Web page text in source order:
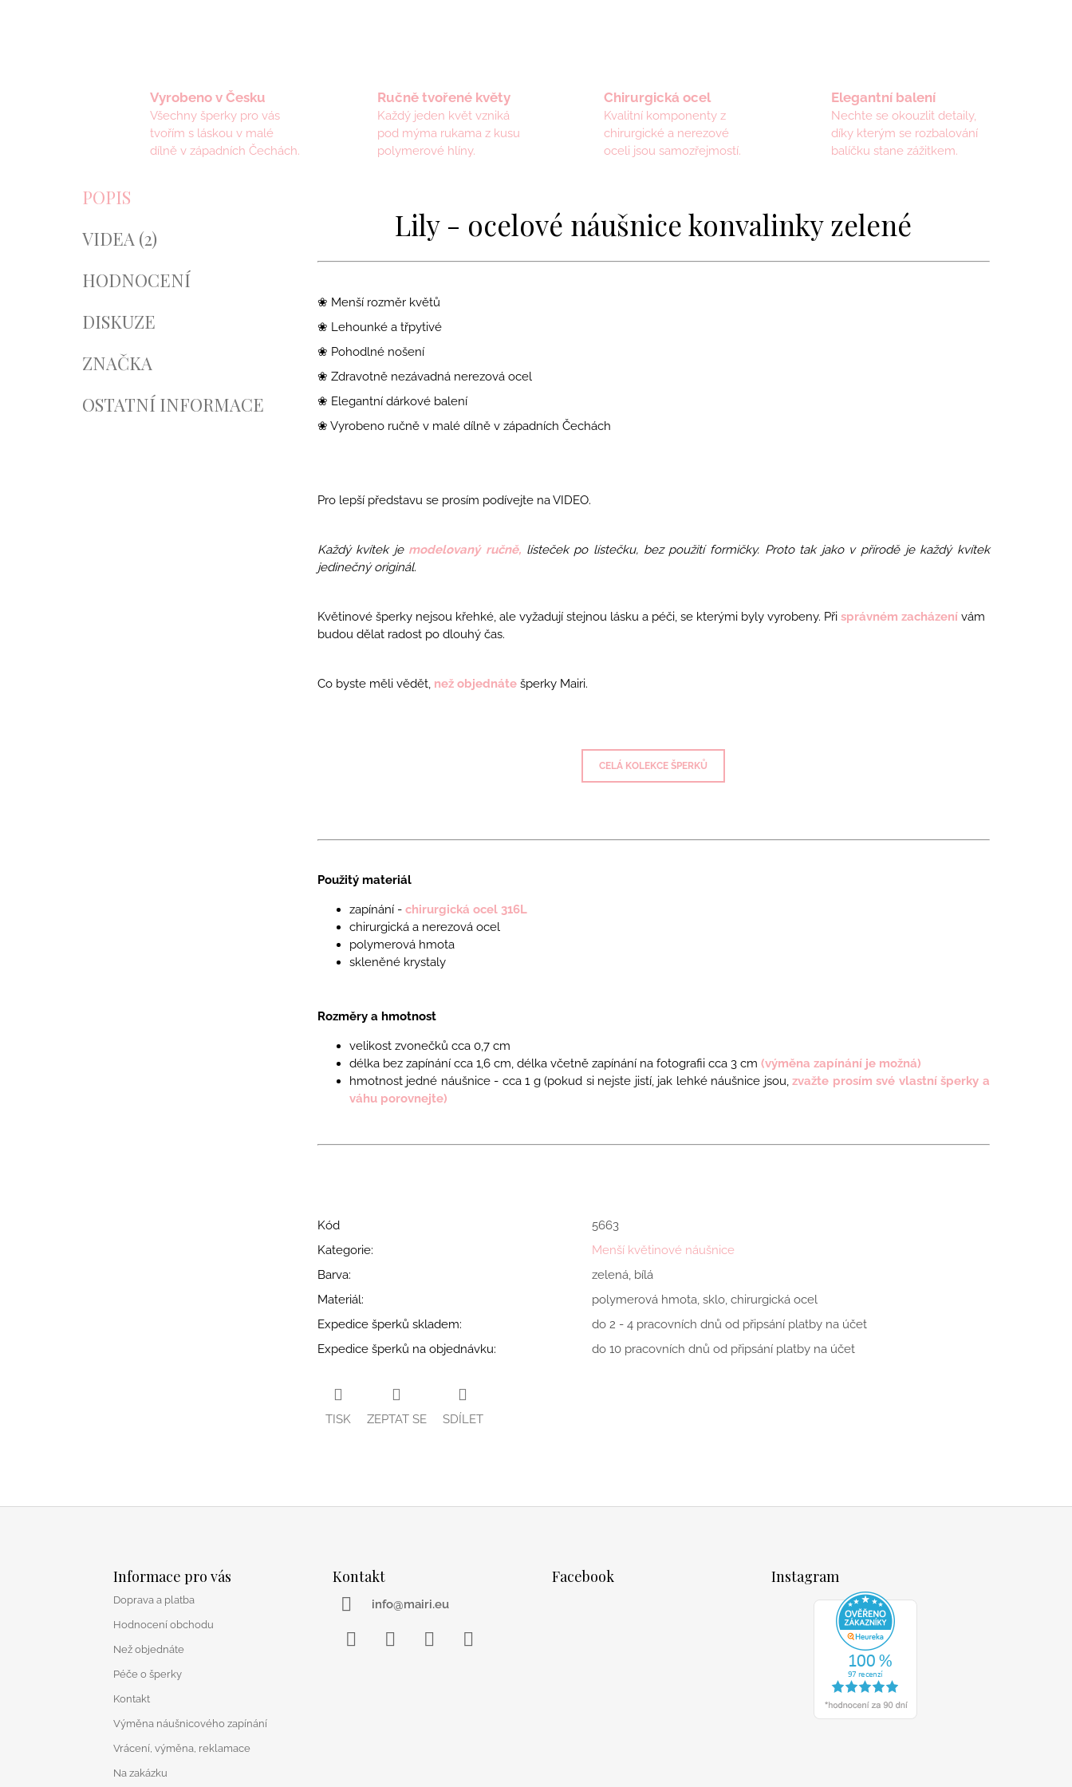
Vyrobeno v Česku
Všechny šperky pro vás
tvořím s láskou v malé
dílně v západních Čechách.
Ručně tvořené květy
Každý jeden květ vzniká
pod mýma rukama z kusu
polymerové hlíny.
Chirurgická ocel
Kvalitní komponenty z
chirurgické a nerezové
oceli jsou samozřejmostí.
Elegantní balení
Nechte se okouzlit detaily,
díky kterým se rozbalování
balíčku stane zážitkem.
POPIS
VIDEA (2)
HODNOCENÍ
DISKUZE
ZNAČKA
OSTATNÍ INFORMACE
Lily - ocelové náušnice konvalinky zelené
❀ Menší rozměr květů
❀ Lehounké a třpytivé
❀ Pohodlné nošení
❀ Zdravotně nezávadná nerezováocel
❀ Elegantní dárkové balení
❀ Vyrobeno ručně v malé dílně v západních Čechách
Pro lepší představu se prosím podívejte na VIDEO.
Každý kvítek je modelovaný ručně, lísteček po lístečku, bez použití formičky. Proto tak jako v přírodě je každý kvítek
jedinečný originál.
Květinové šperky nejsou křehké, ale vyžadují stejnou lásku a péči, se kterými byly vyrobeny. Při správném zacházení vám
budou dělat radost po dlouhý čas.
Co byste měli vědět, než objednáte šperky Mairi.
CELÁ KOLEKCE ŠPERKŮ
Použitý materiál
zapínání - chirurgická ocel 316L
chirurgická a nerezová ocel
polymerová hmota
skleněné krystaly
Rozměry a hmotnost
velikost zvonečků cca 0,7 cm
délka bez zapínání cca 1,6 cm, délka včetně zapínání na fotografii cca 3 cm (výměna zapínání je možná)
hmotnost jedné náušnice - cca 1 g(pokud si nejste jistí, jak lehké náušnice jsou,zvažte prosím své vlastní šperky a
váhu porovnejte)
Kód
5663
Kategorie:
Menší květinové náušnice
Barva:
zelená, bílá
Materiál:
polymerová hmota, sklo, chirurgická ocel
Expedice šperků skladem:
do 2 - 4 pracovních dnů od připsání platby na účet
Expedice šperků na objednávku: do 10 pracovních dnů od připsání platby na účet
TISK ZEPTAT SE SDÍLET
Informace pro vás
Doprava a platba
Hodnocení obchodu
Než objednáte
Péče o šperky
Kontakt
Výměna náušnicového zapínání
Vrácení, výměna, reklamace
Na zakázku
Kontakt
info@mairi.eu
Facebook Instagram